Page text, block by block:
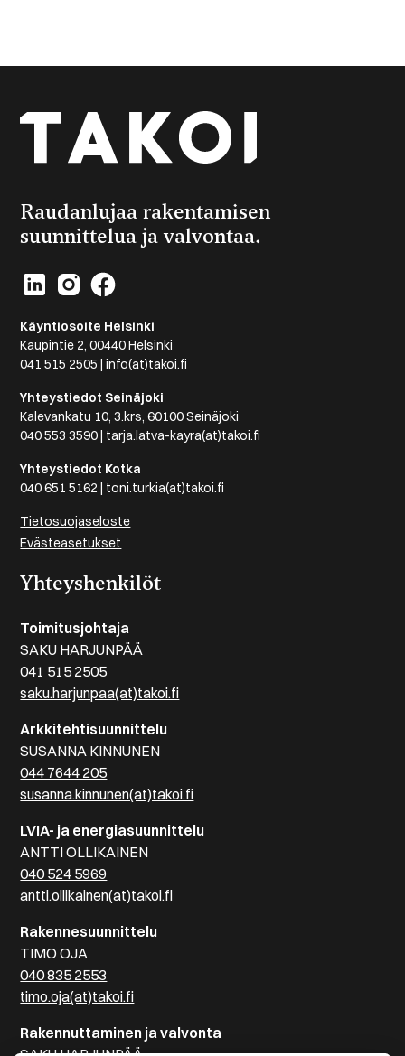
Raudanlujaa rakentamisen
suunnittelua ja valvontaa.
Käyntiosoite Helsinki
Kaupintie 2, 00440 Helsinki
041 515 2505 | info(at)takoi.fi
Yhteystiedot Seinäjoki
Kalevankatu 10, 3.krs, 60100 Seinäjoki
040 553 3590 | tarja.latva-kayra(at)takoi.fi
Yhteystiedot Kotka
040 651 5162 | toni.turkia(at)takoi.fi
Tietosuojaseloste
Evästeasetukset
Yhteyshenkilöt
Toimitusjohtaja
SAKU HARJUNPÄÄ
041 515 2505
saku.harjunpaa(at)takoi.fi
Arkkitehtisuunnittelu
SUSANNA KINNUNEN
044 7644 205
susanna.kinnunen(at)takoi.fi
LVIA- ja energiasuunnittelu
ANTTI OLLIKAINEN
040 524 5969
antti.ollikainen(at)takoi.fi
Rakennesuunnittelu
TIMO OJA
040 835 2553
timo.oja(at)takoi.fi
Rakennuttaminen ja valvonta